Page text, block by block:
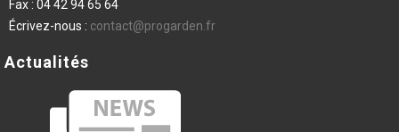
Fax : 04 42 94 65 64
Écrivez-nous : contact@progarden.fr
Actualités